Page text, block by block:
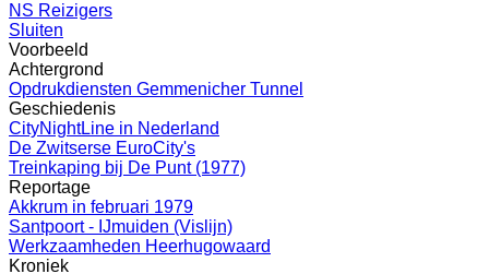
NS Reizigers
Sluiten
Voorbeeld
Achtergrond
Opdrukdiensten Gemmenicher Tunnel
Geschiedenis
CityNightLine in Nederland
De Zwitserse EuroCity's
Treinkaping bij De Punt (1977)
Reportage
Akkrum in februari 1979
Santpoort - IJmuiden (Vislijn)
Werkzaamheden Heerhugowaard
Kroniek